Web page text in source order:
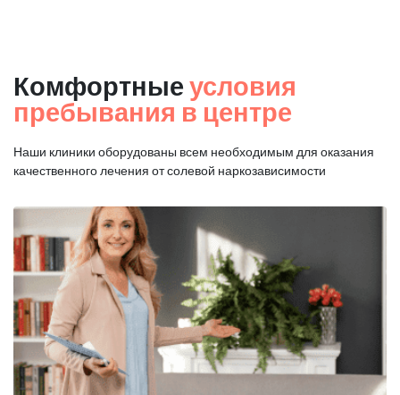
Комфортные условия
пребывания в центре
Наши клиники оборудованы всем необходимым для оказания
качественного лечения от солевой наркозависимости